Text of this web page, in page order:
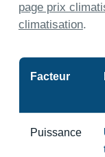
page prix
climatisation.
Facteur
Puissance